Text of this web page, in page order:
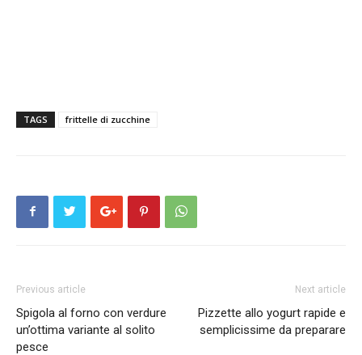
TAGS frittelle di zucchine
Previous article
Spigola al forno con verdure
un’ottima variante al solito
pesce
Next article
Pizzette allo yogurt rapide e
semplicissime da preparare